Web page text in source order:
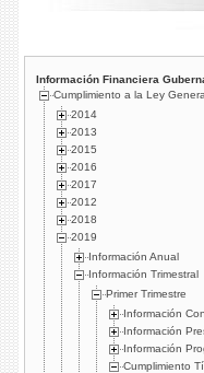
Información Financiera
Cumplimiento a la Ley
2014
2013
2015
2016
2017
2012
2018
2019
Información Anual
Información Trimestral
Primer Trimestre
Información
Información
Información
Cumplimiento